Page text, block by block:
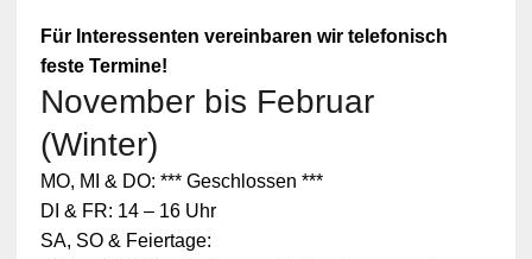
Für Interessenten vereinbaren wir telefonisch
feste Termine!
November bis Februar
(Winter)
MO, MI & DO: *** Geschlossen ***
DI & FR: 14 – 16 Uhr
SA, SO & Feiertage: